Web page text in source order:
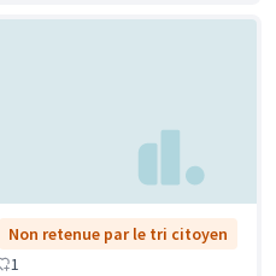
Non retenue par le tri citoyen
1